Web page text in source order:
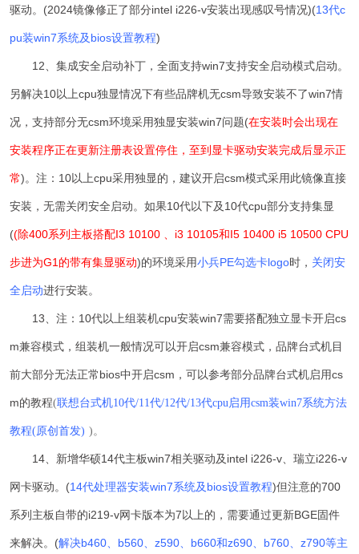
驱动。(2024镜像修正了部分intel i226-v安装出现感叹号情况)(13代c
pu装win7系统及bios设置教程)
12、集成安全启动补丁，全面支持win7支持安全启动模式启动。
另解决10以上cpu独显情况下有些品牌机无csm导致安装不了win7情
况，支持部分无csm环境采用独显安装win7问题(在安装时会出现在
安装程序正在更新注册表设置停住，至到显卡驱动安装完成后显示正
常)。注：10以上cpu采用独显的，建议开启csm模式采用此镜像直接
安装，无需关闭安全启动。如果10代以下及10代cpu部分支持集显
((除400系列主板搭配I3 10100 、i3 10105和I5 10400 i5 10500 CPU
步进为G1的带有集显驱动)的环境采用小兵PE勾选卡logo时， 关闭安
全启动进行安装。
13、注： 10代以上组装机cpu安装win7需要搭配独立显卡开启cs
m兼容模式，组装机一般情况可以开启csm兼容模式，品牌台式机目
前大部分无法正常bios中开启csm，可以参考部分品牌台式机启用cs
m的教程(联想台式机10代/11代/12代/13代cpu启用csm装win7系统方法
教程(原创首发) )。
14、 新增华硕14代主板win7相关驱动及intel i226-v、瑞立i226-v
网卡驱动。(14代处理器安装win7系统及bios设置教程)但注意的700
系列主板自带的i219-v网卡版本为7以上的，需要通过更新BGE固件
来解决。(解决b460、b560、z590、b660和z690、b760、z790等主